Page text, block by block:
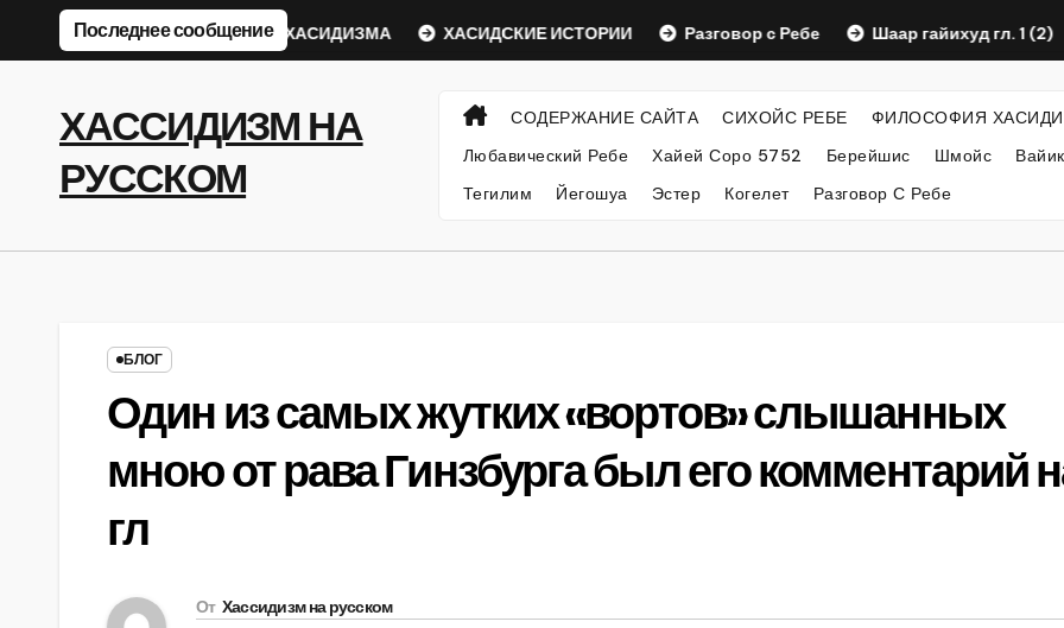
Перейти
Последнее сообщение
Ребе ФИЛОСОФИЯ ХАСИДИЗМА ХАСИДСКИЕ ИСТОРИИ Разговор с Ребе Шаар гайихуд гл. 1 (2)
ХАССИДИЗМ НА
РУССКОМ
СОДЕРЖАНИЕ САЙТА СИХОЙС РЕБЕ
ФИЛОСОФИЯ
Любавический Ребе
Хайей Соро 5752 Берейшис Шмойс
Тегилим
Йегошуа Эстер Когелет Разговор С Ребе
БЛОГ
Один из самых жутких «вортов» слышанных
мною от рава Гинзбурга был его комментарий
гл
От Хассидизм на русском